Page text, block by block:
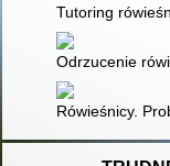
Tutoring
Odrzucenie
Rówieśnicy.